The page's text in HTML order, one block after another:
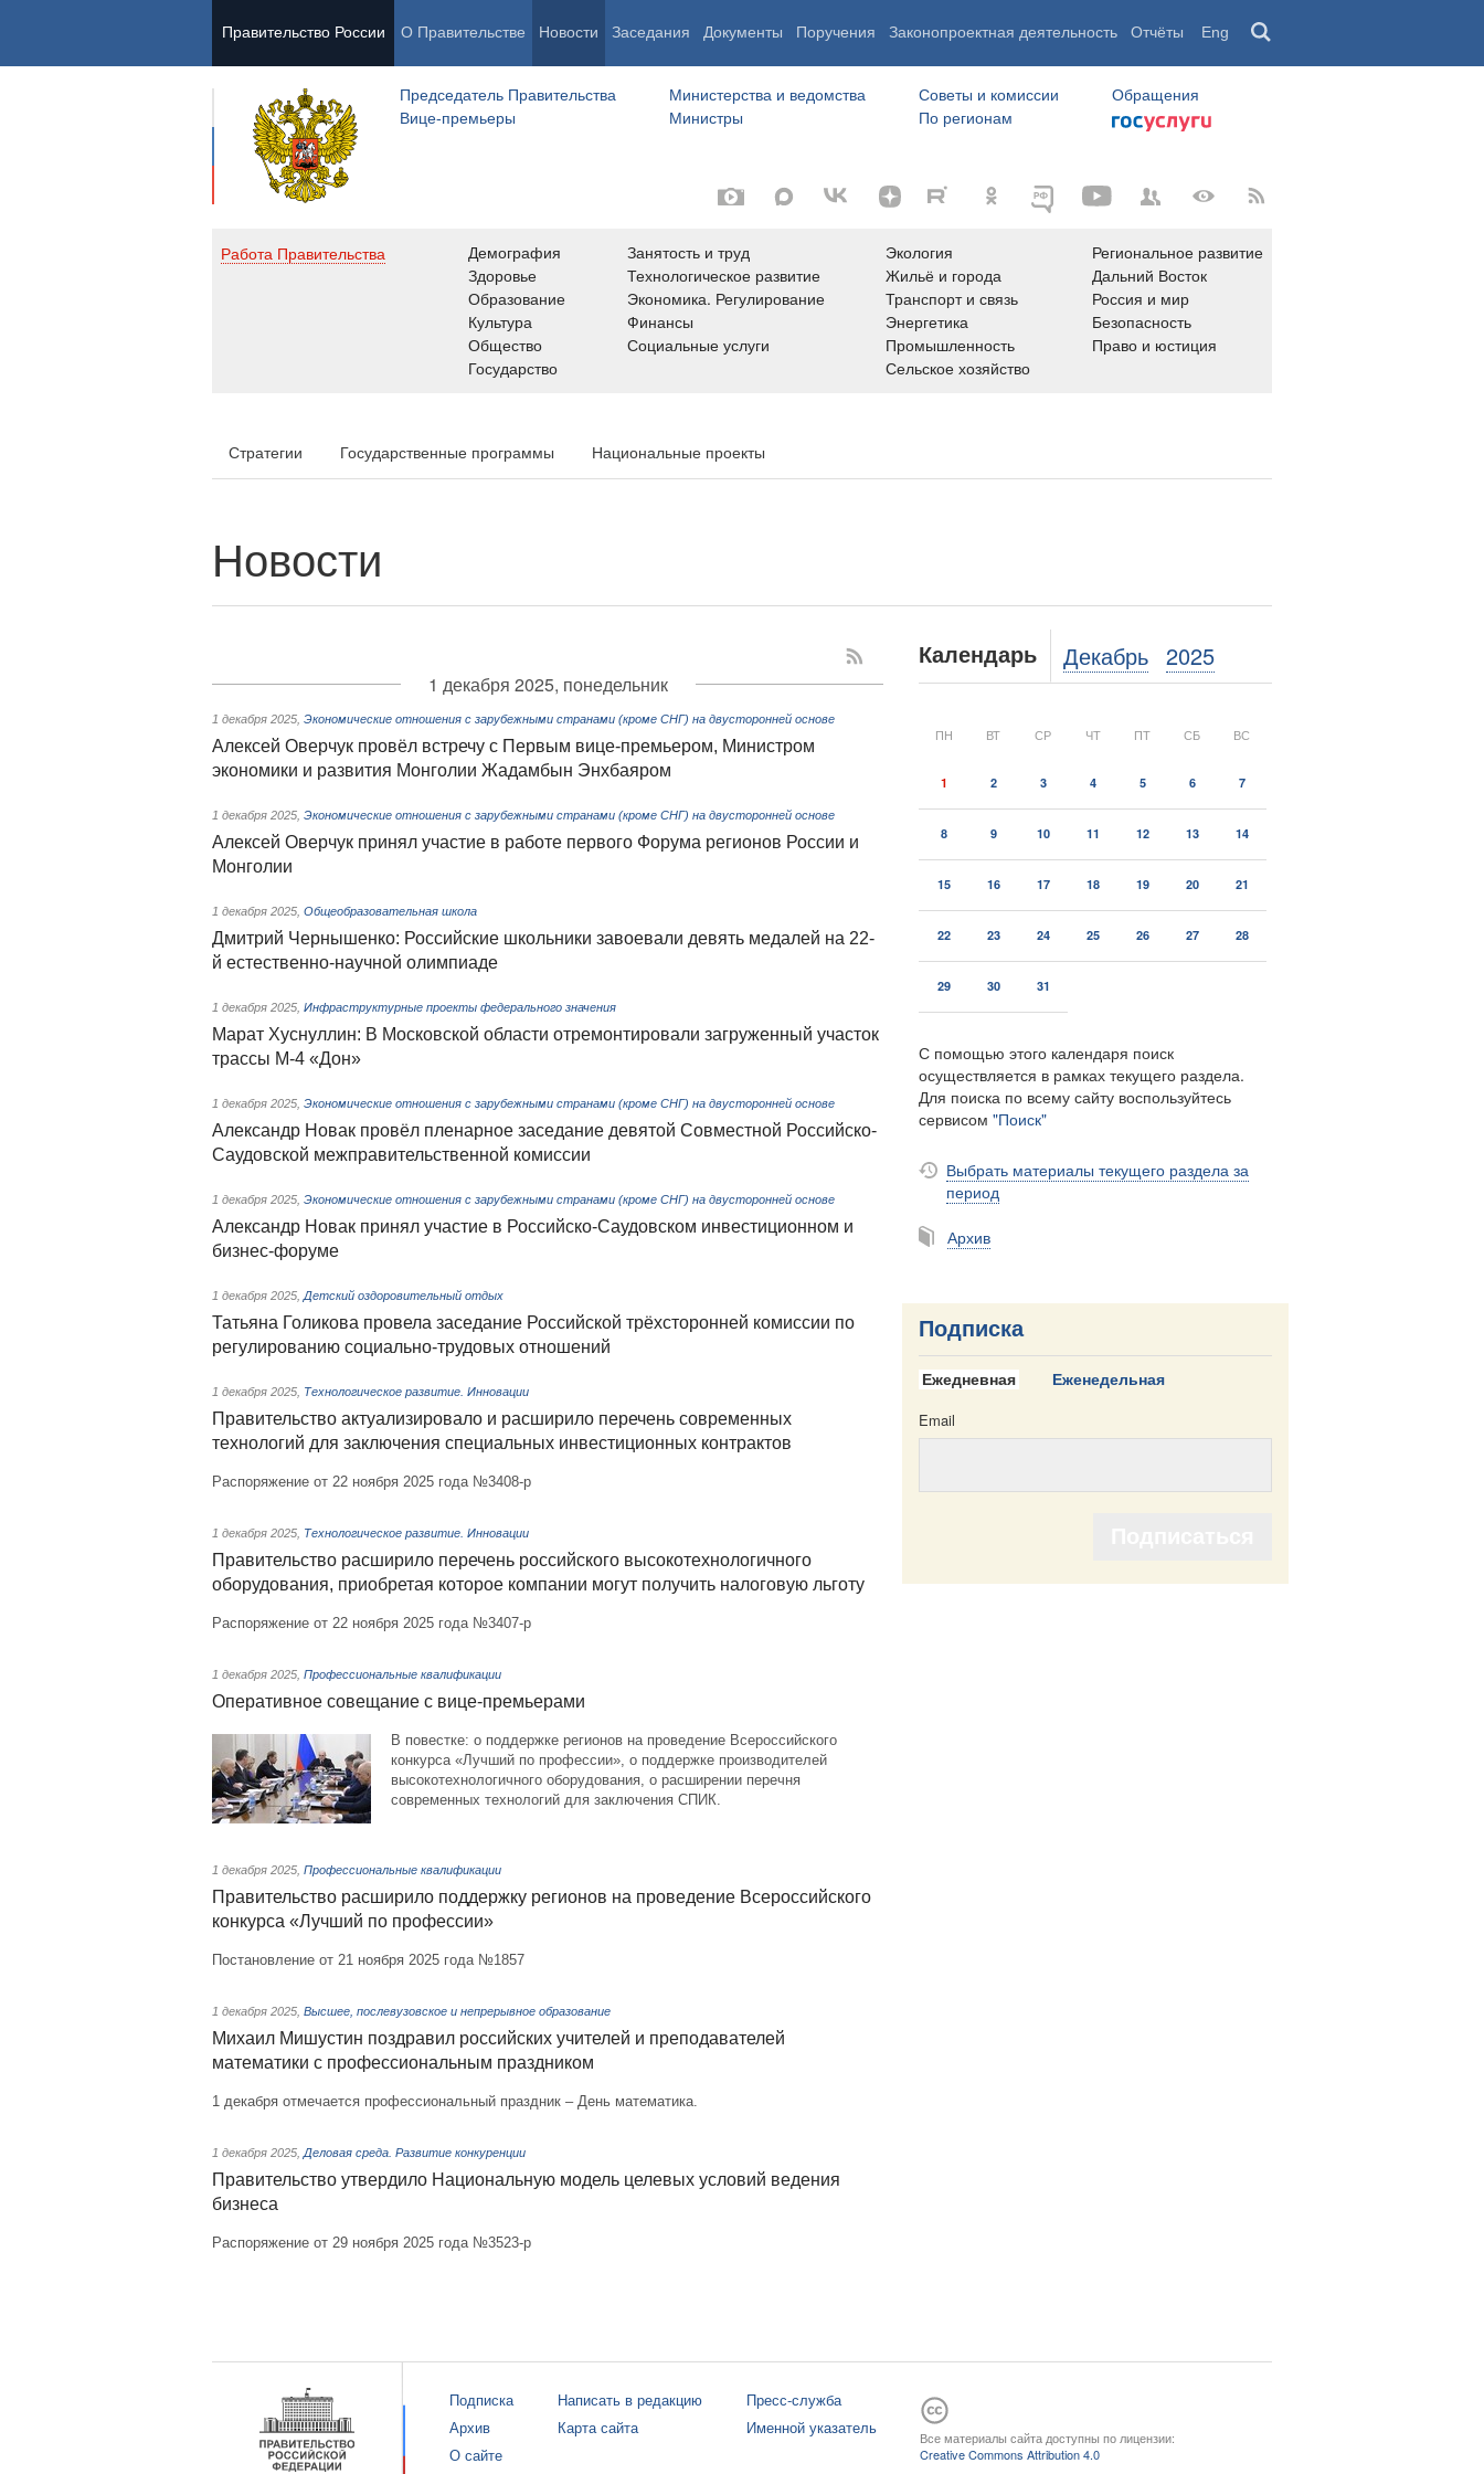
Правительство России О Правительстве Новости Заседания Документы Поручения Законопроектная деятельность Отчёты Eng
Председатель Правительства
Вице-премьеры
Министерства и ведомства
Министры
Советы и комиссии
По регионам
Обращения
Работа Правительства
Демография
Здоровье
Образование
Культура
Общество
Государство
Занятость и труд
Технологическое развитие
Экономика. Регулирование
Финансы
Социальные услуги
Экология
Жильё и города
Транспорт и связь
Энергетика
Промышленность
Сельское хозяйство
Региональное развитие
Дальний Восток
Россия и мир
Безопасность
Право и юстиция
Стратегии Государственные программы Национальные проекты
Новости
1 декабря 2025, понедельник
1 декабря 2025 Экономические отношения с зарубежными странами (кроме СНГ) на двусторонней основе
Алексей Оверчук провёл встречу с Первым вице-премьером, Министром
экономики и развития Монголии Жадамбын Энхбаяром
1 декабря 2025 Экономические отношения с зарубежными странами (кроме СНГ) на двусторонней основе
Алексей Оверчук принял участие в работе первого Форума регионов России и
Монголии
1 декабря 2025 Общеобразовательная школа
Дмитрий Чернышенко: Российские школьники завоевали девять медалей на 22-
й естественно-научной олимпиаде
1 декабря 2025 Инфраструктурные проекты федерального значения
Марат Хуснуллин: В Московской области отремонтировали загруженный участок
трассы М-4 «Дон»
1 декабря 2025 Экономические отношения с зарубежными странами (кроме СНГ) на двусторонней основе
Александр Новак провёл пленарное заседание девятой Совместной Российско-
Саудовской межправительственной комиссии
1 декабря 2025 Экономические отношения с зарубежными странами (кроме СНГ) на двусторонней основе
Александр Новак принял участие в Российско-Саудовском инвестиционном и
бизнес-форуме
1 декабря 2025 Детский оздоровительный отдых
Татьяна Голикова провела заседание Российской трёхсторонней комиссии по
регулированию социально-трудовых отношений
1 декабря 2025 Технологическое развитие. Инновации
Правительство актуализировало и расширило перечень современных
технологий для заключения специальных инвестиционных контрактов
Распоряжение от 22 ноября 2025 года №3408-р
1 декабря 2025 Технологическое развитие. Инновации
Правительство расширило перечень российского высокотехнологичного
оборудования, приобретая которое компании могут получить налоговую льготу
Распоряжение от 22 ноября 2025 года №3407-р
1 декабря 2025 Профессиональные квалификации
Оперативное совещание с вице-премьерами
В повестке: о поддержке регионов на проведение Всероссийского
конкурса «Лучший по профессии», о поддержке производителей
высокотехнологичного оборудования, о расширении перечня
современных технологий для заключения СПИК.
1 декабря 2025 Профессиональные квалификации
Правительство расширило поддержку регионов на проведение Всероссийского
конкурса «Лучший по профессии»
Постановление от 21 ноября 2025 года №1857
1 декабря 2025 Высшее, послевузовское и непрерывное образование
Михаил Мишустин поздравил российских учителей и преподавателей
математики с профессиональным праздником
1 декабря отмечается профессиональный праздник – День математика.
1 декабря 2025 Деловая среда. Развитие конкуренции
Правительство утвердило Национальную модель целевых условий ведения
бизнеса
Распоряжение от 29 ноября 2025 года №3523-р
Календарь Декабрь 2025
ПН ВТ СР ЧТ ПТ СБ ВС
1 2 3 4 5 6 7
8 9 10 11 12 13 14
15 16 17 18 19 20 21
22 23 24 25 26 27 28
29 30 31
С помощью этого календаря поиск
осуществляется в рамках текущего раздела.
Для поиска по всему сайту воспользуйтесь
сервисом "Поиск"
Выбрать материалы текущего раздела за
период
Архив
Подписка
Ежедневная Еженедельная
Email
Подписка
Архив
О сайте
Написать в редакцию
Карта сайта
Пресс-служба
Именной указатель
Все материалы сайта доступны по лицензии:
Creative Commons Attribution 4.0